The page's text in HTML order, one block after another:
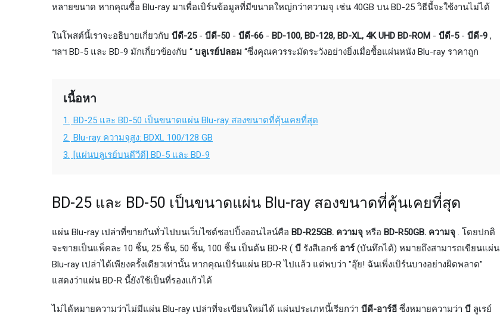
หลายขนาด หากคุณซื้อ Blu-ray มาเพื่อเบิร์นข้อมูลที่มีขนาดใหญ่กว่าความจุ เช่น 40GB บน BD-25 วิธีนี้จะใช้งานไม่ได้
ในโพสต์นี้เราจะอธิบายเกี่ยวกับ บีดี-25- บีดี-50 - บีดี-66 - BD-100, BD-128, BD-XL, 4K UHD BD-ROM - บีดี-5- บีดี-9 ,
ฯลฯ BD-5 และ BD-9 มักเกี่ยวข้องกับ “ บลูเรย์ปลอม “ซึ่งคุณควรระมัดระวังอย่างยิ่งเมื่อซื้อแผ่นหนัง Blu-ray ราคาถูก
เนื้อหา
1.
BD-25 และ BD-50 เป็นขนาดแผ่น Blu-ray สองขนาดที่คุ้นเคยที่สุด
2. Blu-ray ความจุสูง: BDXL 100/128 GB
3.
[แผ่นบลูเรย์บนดีวีดี] BD-5 และ BD-9
BD-25 และ BD-50 เป็นขนาดแผ่น Blu-ray สองขนาดที่คุ้นเคยที่สุด
แผ่น Blu-ray เปล่าที่ขายกันทั่วไปบนเว็บไซต์ชอปปิ้งออนไลน์คือ BD-R25GB. ความจุ หรือ BD-R50GB. ความจุ . โดยปกติ
จะขายเป็นแพ็คละ 10 ชิ้น, 25 ชิ้น, 50 ชิ้น, 100 ชิ้น เป็นต้น BD-R ( บี รังสีเอกซ์ อาร์(บันทึกได้) หมายถึงสามารถเขียนแผ่น
Blu-ray เปล่าได้เพียงครั้งเดียวเท่านั้น หากคุณเบิร์นแผ่น BD-R ไปแล้ว แต่พบว่า "อุ๊ย! ฉันเพิ่งเบิร์นบางอย่างผิดพลาด"
แสดงว่าแผ่น BD-R นี้ยังใช้เป็นที่รองแก้วได้
ไม่ได้หมายความว่าไม่มีแผ่น Blu-ray เปล่าที่จะเขียนใหม่ได้ แผ่นประเภทนี้เรียกว่า บีดี-อาร์อี ซึ่งหมายความว่า บี ลูเรย์